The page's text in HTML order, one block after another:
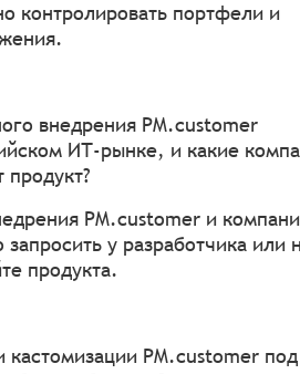
контролировать портфели и
внедрения PM.customer
ИТ-рынке, и какие
продукт?
PM.customer и
у разработчика или
продукта.
кастомизации PM.customer под